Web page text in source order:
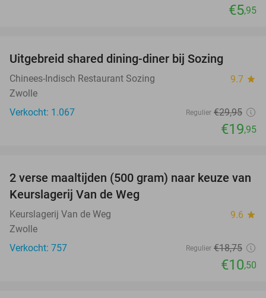
€5,95
Uitgebreid shared dining-diner bij Sozing
Chinees-Indisch Restaurant Sozing 9.7 star
Zwolle
Verkocht: 1.067
Regulier €29,95
€19,95
44%
2 verse maaltijden (500 gram) naar keuze van
Keurslagerij Van de Weg
Keurslagerij Van de Weg 9.6 star
Zwolle
Verkocht: 757
Regulier €18,75
€10,50